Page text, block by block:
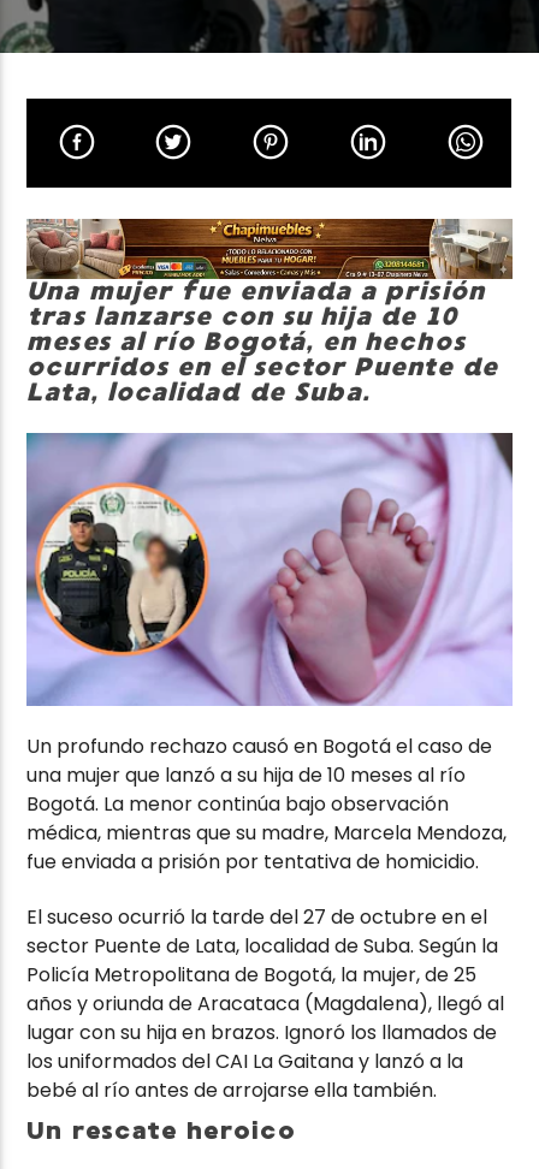
Neiva Estereo
Una mujer fue enviada a prisión
tras lanzarse con su hija de 10
meses al río Bogotá, en hechos
ocurridos en el sector Puente de
Lata, localidad de Suba.
Un profundo rechazo causó en Bogotá el caso de
una mujer que lanzó a su hija de 10 meses al río
Bogotá. La menor continúa bajo observación
médica, mientras que su madre, Marcela Mendoza,
fue enviada a prisión por tentativa de homicidio.
El suceso ocurrió la tarde del 27 de octubre en el
sector Puente de Lata, localidad de Suba. Según la
Policía Metropolitana de Bogotá, la mujer, de 25
años y oriunda de Aracataca (Magdalena), llegó al
lugar con su hija en brazos. Ignoró los llamados de
los uniformados del CAI La Gaitana y lanzó a la
bebé al río antes de arrojarse ella también.
Un rescate heroico